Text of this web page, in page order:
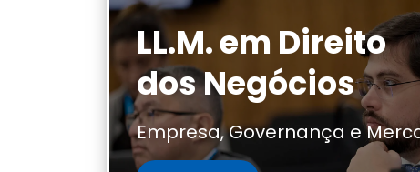
LL.M. em Direito
dos Negócios
Empresa, Governança e